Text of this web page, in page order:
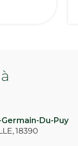
Germain-Du-Puy
18390